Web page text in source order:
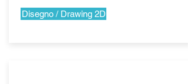
Disegno / Drawing 2D